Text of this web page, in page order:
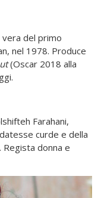
del primo
nel 1978. Produce
(Oscar 2018 alla
Farahani,
curde e della
Regista donna e